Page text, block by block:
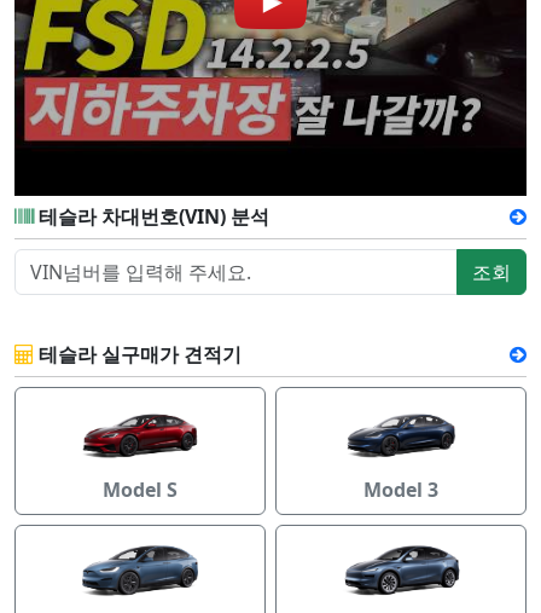
테슬라 차대번호(VIN) 분석
조회
테슬라 실구매가 견적기
Model S Model 3